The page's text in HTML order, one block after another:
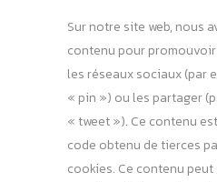
Sur notre site web, nous
contenu pour
les réseaux sociaux (par
« pin ») ou les partager
« tweet »). Ce contenu
code obtenu de tierces
cookies. Ce contenu